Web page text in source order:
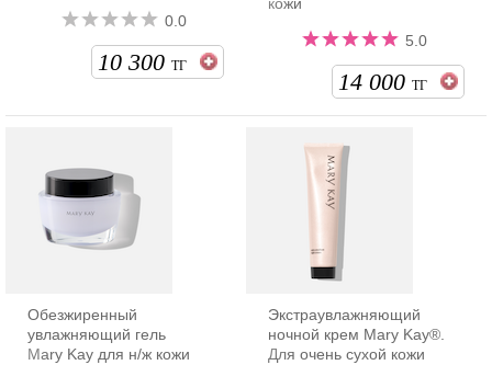
0.0
10 300 ТГ
кожи
5.0
14 000 ТГ
Обезжиренный
увлажняющий гель
Mary Kay для н/ж кожи
Экстраувлажняющий
ночной крем Mary Kay®.
Для очень сухой кожи